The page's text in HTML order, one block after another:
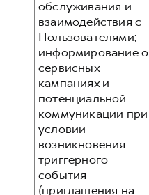
обслуживания и
взаимодействия с
Пользователями;
информирование о
сервисных
кампаниях и
потенциальной
коммуникации при
условии
возникновения
триггерного
события
(приглашения на